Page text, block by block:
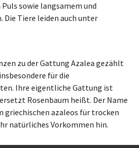
sowie langsamem und
Tiere leiden auch unter
zu der Gattung Azalea gezählt
für die
Ihre eigentliche Gattung ist
Rosenbaum heißt. Der Name
griechischen azaleos für trocken
natürliches Vorkommen hin.